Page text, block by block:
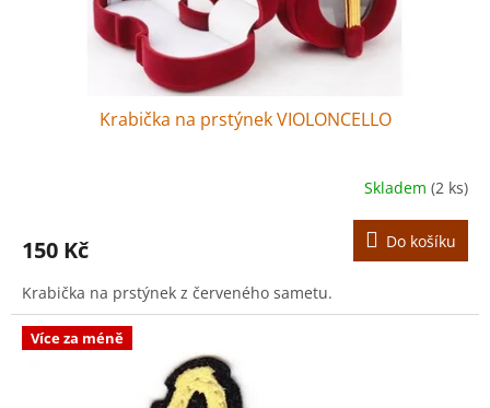
Krabička na prstýnek VIOLONCELLO
Skladem (2 ks)
150 Kč Do košíku
Krabička na prstýnek z červeného sametu.
Více za méně